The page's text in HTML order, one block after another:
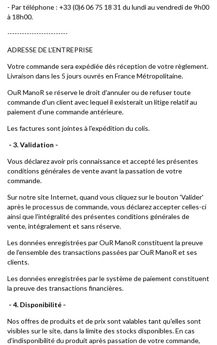
- Par téléphone : +33 (0)6 06 75 18 31 du lundi au vendredi de 9h00
à 18h00.
-------------------------
ADRESSE DE L’ENTREPRISE
Votre commande sera expédiée dès réception de votre règlement.
Livraison dans les 5 jours ouvrés en France Métropolitaine.
OuR ManoR se réserve le droit d'annuler ou de refuser toute
commande d'un client avec lequel il existerait un litige relatif au
paiement d'une commande antérieure.
Les factures sont jointes à l'expédition du colis.
- 3. Validation -
Vous déclarez avoir pris connaissance et accepté les présentes
conditions générales de vente avant la passation de votre
commande.
Sur notre site Internet, quand vous cliquez sur le bouton 'Valider'
après le processus de commande, vous déclarez accepter celles-ci
ainsi que l'intégralité des présentes conditions générales de
vente, intégralement et sans réserve.
Les données enregistrées par OuR ManoR constituent la preuve
de l'ensemble des transactions passées par OuR ManoR et ses
clients.
Les données enregistrées par le système de paiement constituent
la preuve des transactions financières.
- 4. Disponibilité -
Nos offres de produits et de prix sont valables tant qu'elles sont
visibles sur le site, dans la limite des stocks disponibles. En cas
d'indisponibilité du produit après passation de votre commande,